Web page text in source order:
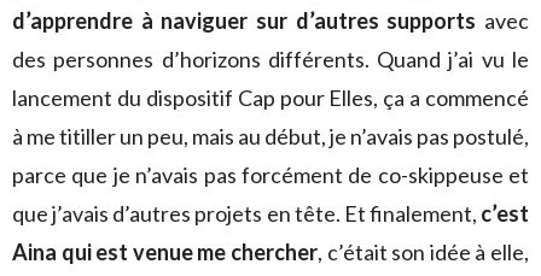
d’apprendre à naviguer sur d’autres supports avec
des personnes d’horizons différents. Quand j’ai vu le
lancement du dispositif Cap pour Elles, ça a commencé
à me titiller un peu, mais au début, je n’avais pas postulé,
parce que je n’avais pas forcément de co-skippeuse et
que j’avais d’autres projets en tête. Et finalement, c’est
Aina qui est venue me chercher, c’était son idée à elle,